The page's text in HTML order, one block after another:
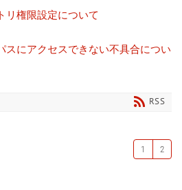
リ権限設定について
スにアクセスできない不具合につい
RSS
1 2